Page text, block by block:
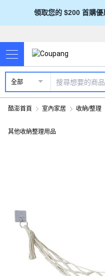
領取您的 $200 首購優
全部
酷澎首頁 室內家居 收納/整理
其他收納整理用品